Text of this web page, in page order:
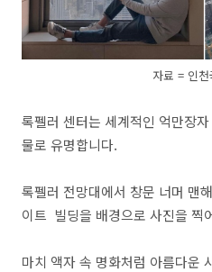
자료 = 인
록펠러 센터는 세계적인 억만장
물로 유명합니다.
록펠러 전망대에서 창문 너머 맨
이트 빌딩을 배경으로 사진을 찍
마치 액자 속 명화처럼 아름다운